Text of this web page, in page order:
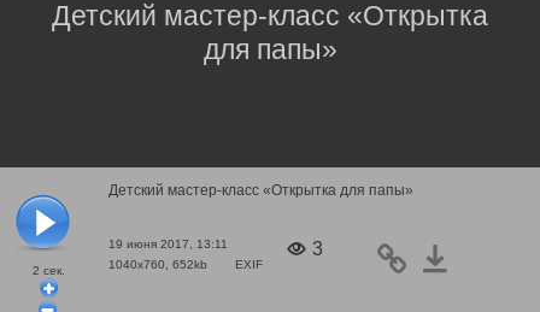
2 сек.
Детский мастер-класс «Открытка для папы»
19 июня 2017, 13:11
1040x760, 652kb
EXIF
3
Детский мастер-класс «Открытка
для папы»